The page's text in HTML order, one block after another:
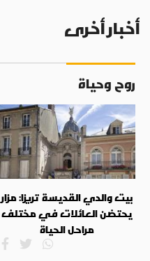
أخبار أخرى
روح وحياة
بيت والدي القديسة تريزا: مزار
يحتضن العائلات في مختلف
مراحل الحياة